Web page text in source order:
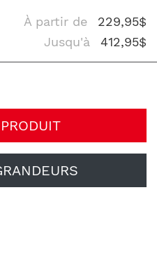
À partir de
229,95$
Jusqu'à
412,95$